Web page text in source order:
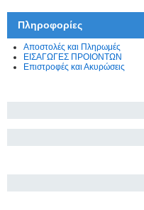
Πληροφορίες
Αποστολές και Πληρωμές
ΕΙΣΑΓΩΓΕΣ ΠΡΟΙΟΝΤΩΝ
Επιστροφές και Ακυρώσεις